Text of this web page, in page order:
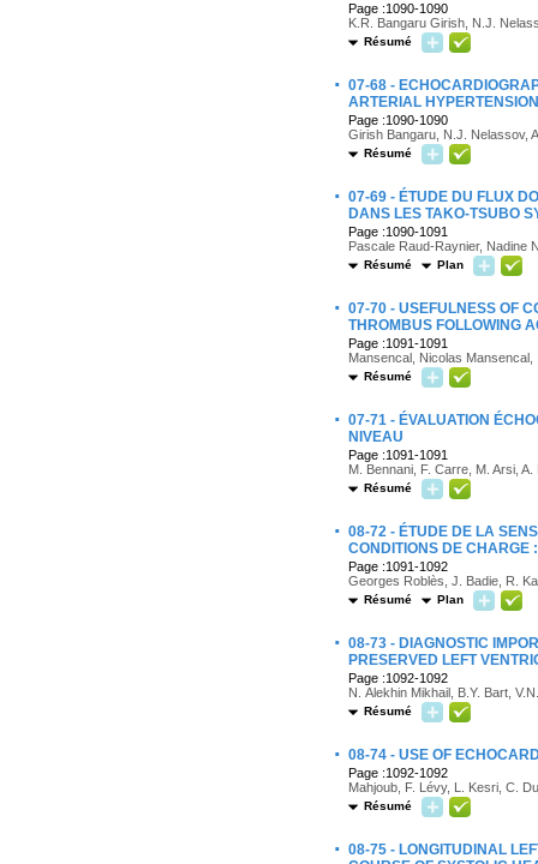
Page :1090-1090
K.R. Bangaru Girish, N.J.
Résumé
· 07-68 -
ARTERIAL
Page :1090-1090
Girish Bangaru, N.J. Nelassov,
Résumé
· 07-69 - ÉTUDE DU FLUX
DANS LES TAKO-TSUBO
Page :1090-1091
Pascale Raud-Raynier, Nadine
Résumé Plan
· 07-70 - USEFULNESS OF
THROMBUS FOLLOWING
Page :1091-1091
Mansencal, Nicolas
Résumé
· 07-71 - ÉVALUATION
NIVEAU
Page :1091-1091
M. Bennani, F. Carre, M. Arsi, A.
Résumé
· 08-72 - ÉTUDE DE LA
CONDITIONS DE CHARGE
Page :1091-1092
Georges Roblès, J. Badie, R.
Résumé Plan
· 08-73 - DIAGNOSTIC
PRESERVED LEFT
Page :1092-1092
N. Alekhin Mikhail, B.Y. Bart,
Résumé
· 08-74 - USE OF
Page :1092-1092
Mahjoub, F. Lévy, L. Kesri, C.
Résumé
· 08-75 - LONGITUDINAL